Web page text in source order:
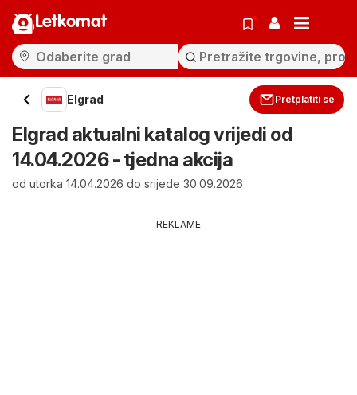
Letkomat
Elgrad Pretplatiti se
Elgrad aktualni katalog vrijedi od
14.04.2026 - tjedna akcija
od utorka 14.04.2026 do srijede 30.09.2026
REKLAME